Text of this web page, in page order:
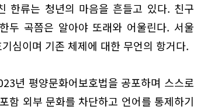
한류는 청년의 마음을 흔들고 있다. 친구
두 곡쯤은 알아야 또래와 어울린다. 서울
심이며 기존 체제에 대한 무언의 항거다.
년 평양문화어보호법을 공포하며 스스로
함 외부 문화를 차단하고 언어를 통제하기